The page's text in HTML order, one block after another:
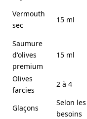
Vermouth
sec
15 ml
Saumure
d'olives
premium
15 ml
Olives
farcies
2 à 4
Glaçons
Selon les
besoins